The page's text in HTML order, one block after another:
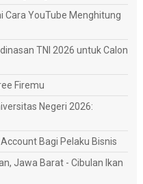
Cara YouTube Menghitung
TNI 2026 untuk Calon
Firemu
Negeri 2026:
Bagi Pelaku Bisnis
Jawa Barat - Cibulan Ikan